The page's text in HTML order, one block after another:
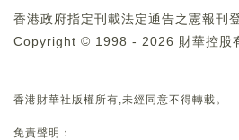
香港政府指定刊載法定通告之憲報刊
Copyright © 1998 - 2026 財華控股
香港財華社版權所有,未經同意不得轉載。
免責聲明：